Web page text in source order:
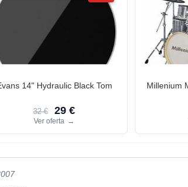
14" Hydraulic Black Tom
32 € 29 €
Ver oferta →
Millenium